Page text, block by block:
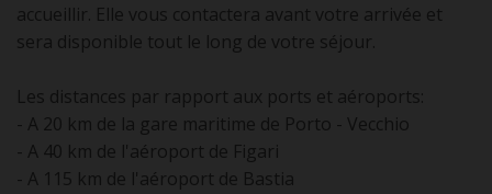
accueillir. Elle vous contactera avant votre arrivée et
sera disponible tout le long de votre séjour.
Les distances par rapport aux ports et aéroports:
- A 20 km de la gare maritime de Porto - Vecchio
- A 40 km de l'aéroport de Figari
- A 115 km de l'aéroport de Bastia